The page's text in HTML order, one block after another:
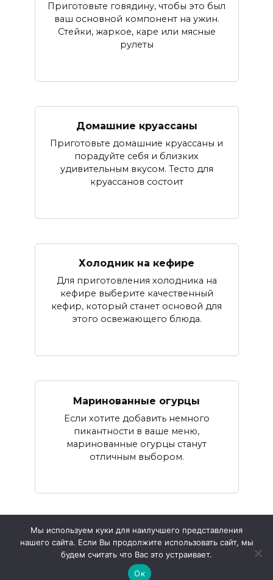
Приготовьте говядину, чтобы это был
ваш основной компонент на ужин.
Стейки, жаркое, каре или мясные
рулеты
Домашние круассаны
Приготовьте домашние круассаны и
порадуйте себя и близких
удивительным вкусом. Тесто для
круассанов состоит
Холодник на кефире
Для приготовления холодника на
кефире выберите качественный
кефир, который станет основой для
этого освежающего блюда.
Маринованные огурцы
Если хотите добавить немного
пикантности в ваше меню,
маринованные огурцы станут
отличным выбором.
© 2026 Рецепты для всех
Мы используем куки для наилучшего представления
нашего сайта. Если Вы продолжите использовать сайт, мы
будем считать что Вас это устраивает.
Ок